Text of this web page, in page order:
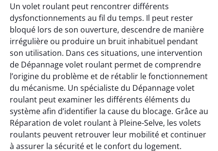
Un volet roulant peut rencontrer différents
dysfonctionnements au fil du temps. Il peut rester
bloqué lors de son ouverture, descendre de manière
irrégulière ou produire un bruit inhabituel pendant
son utilisation. Dans ces situations, une intervention
de Dépannage volet roulant permet de comprendre
l’origine du problème et de rétablir le fonctionnement
du mécanisme. Un spécialiste du Dépannage volet
roulant peut examiner les différents éléments du
système afin d’identifier la cause du blocage. Grâce au
Réparation de volet roulant à Pleine-Selve, les volets
roulants peuvent retrouver leur mobilité et continuer
à assurer la sécurité et le confort du logement.